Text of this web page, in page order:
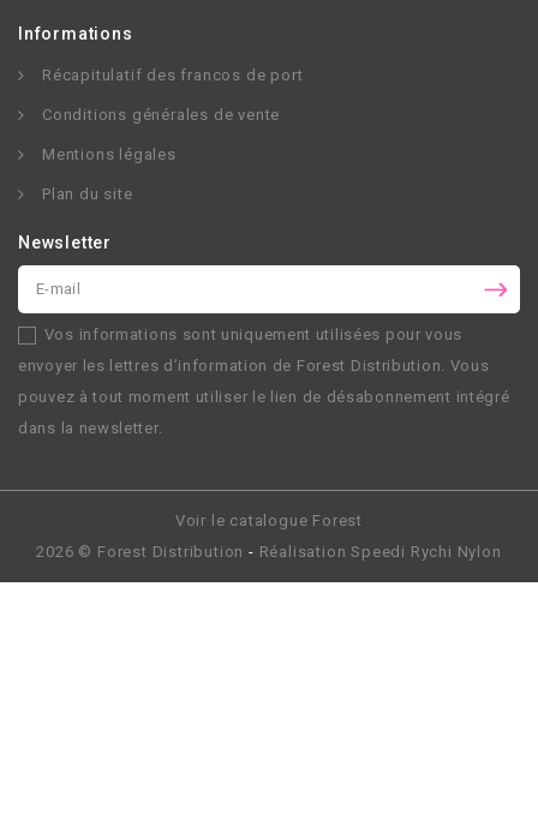
Informations
Récapitulatif des francos de port
Conditions générales de vente
Mentions légales
Plan du site
Newsletter
Vos informations sont uniquement utilisées pour vous
envoyer les lettres d’information de Forest Distribution . Vous
pouvez à tout moment utiliser le lien de désabonnement intégré
dans la newsletter.
Voir le catalogue Forest
2026 © Forest Distribution - RéalisationSpeedi Rychi Nylon